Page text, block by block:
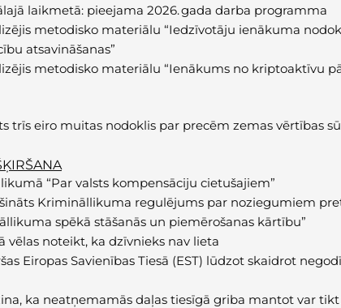
laikmetā: pieejama 2026. gada darba programma
metodisko materiālu “Iedzīvotāju ienākuma
atsavināšanas”
metodisko materiālu “Ienākums no kriptoaktīvu
trīs eiro muitas nodoklis par precēm zemas vērtības
“Par valsts kompensāciju cietušajiem”
Krimināllikuma regulējums par noziegumiem
spēkā stāšanās un piemērošanas kārtību”
vēlas noteikt, ka dzīvnieks nav lieta
Eiropas Savienības Tiesā (EST) lūdzot skaidrot
ka neatņemamās daļas tiesīgā griba mantot var